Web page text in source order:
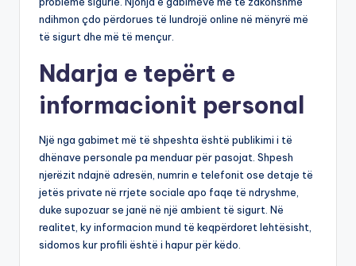
ndihmon çdo përdorues të lundrojë online në mënyrë më
të sigurt dhe më të mençur.
Ndarja e tepërt e
informacionit personal
Një nga gabimet më të shpeshta është publikimi i të
dhënave personale pa menduar për pasojat. Shpesh
njerëzit ndajnë adresën, numrin e telefonit ose detaje të
jetës private në rrjete sociale apo faqe të ndryshme,
duke supozuar se janë në një ambient të sigurt. Në
realitet, ky informacion mund të keqpërdoret lehtësisht,
sidomos kur profili është i hapur për këdo.